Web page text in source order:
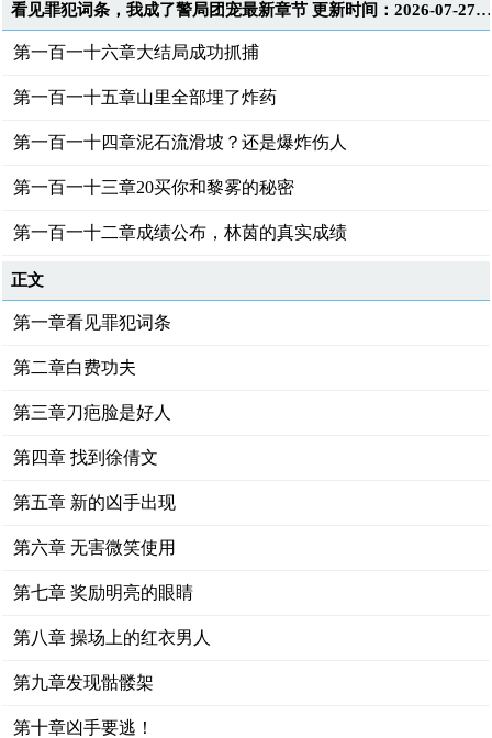
看见罪犯词条，我成了警局团宠最新章节 更新时间：2026-07-27T17:21:00
第一百一十六章大结局成功抓捕
第一百一十五章山里全部埋了炸药
第一百一十四章泥石流滑坡？还是爆炸伤人
第一百一十三章20买你和黎雾的秘密
第一百一十二章成绩公布，林茵的真实成绩
正文
第一章看见罪犯词条
第二章白费功夫
第三章刀疤脸是好人
第四章 找到徐倩文
第五章 新的凶手出现
第六章 无害微笑使用
第七章 奖励明亮的眼睛
第八章 操场上的红衣男人
第九章发现骷髅架
第十章凶手要逃！